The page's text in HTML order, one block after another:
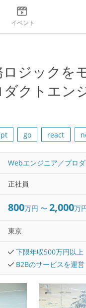
イベント
ジックを
クトエン
go react
Webエンジニア／プロ
正社員
800万円 〜 2,000万
東京
下限年収500万円以上
B2Bのサービスを運営